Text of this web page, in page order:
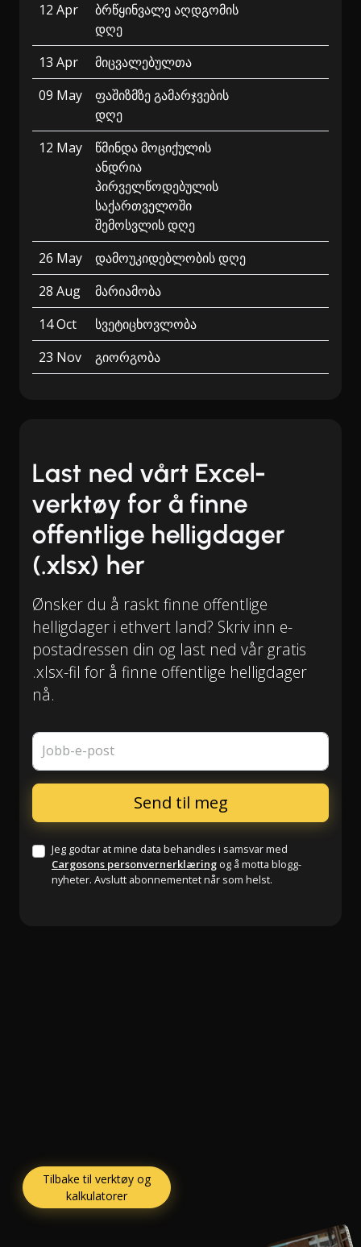
12 Apr
ბრწყინვალე აღდგომის
დღე
13 Apr
მიცვალებულთა
09 May
ფაშიზმზე გამარჯვების
დღე
12 May
წმინდა მოციქულის
ანდრია
პირველწოდებულის
საქართველოში
შემოსვლის დღე
26 May
დამოუკიდებლობის დღე
28 Aug
მარიამობა
14 Oct
სვეტიცხოვლობა
23 Nov
გიორგობა
Last ned vårt Excel-
verktøy for å finne
offentlige helligdager
(.xlsx) her
Ønsker du å raskt finne offentlige
helligdager i ethvert land? Skriv inn e-
postadressen din og last ned vår gratis
.xlsx-fil for å finne offentlige helligdager
nå.
Jobb-e-post
Jeg godtar at mine data behandles i samsvar med
Cargosons personvernerklæring og å motta blogg-
nyheter. Avslutt abonnementet når som helst.
Tilbake til verktøy og
kalkulatorer